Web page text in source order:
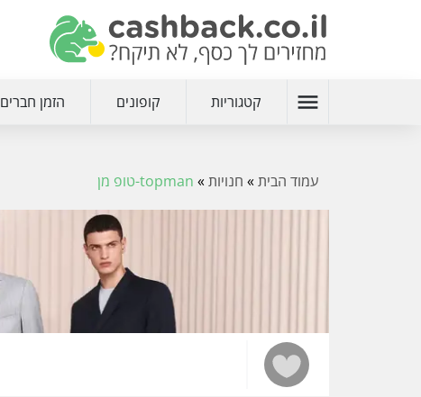
menu קטגוריות קופונים הזמן חברים
עמוד הבית» חנויות» topman-טופ מן